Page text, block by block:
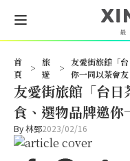
首
頁
>
旅
遊
>
友愛街旅館「
你一同以茶會友
友愛街旅館「台
食、選物品牌邀你
By林郅2023/02/16